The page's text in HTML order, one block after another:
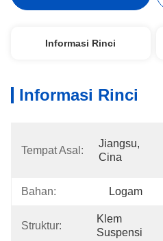
Informasi Rinci
Informasi Rinci
Tempat Asal:
Jiangsu,
Cina
Bahan: Logam
Struktur:
Klem
Suspensi